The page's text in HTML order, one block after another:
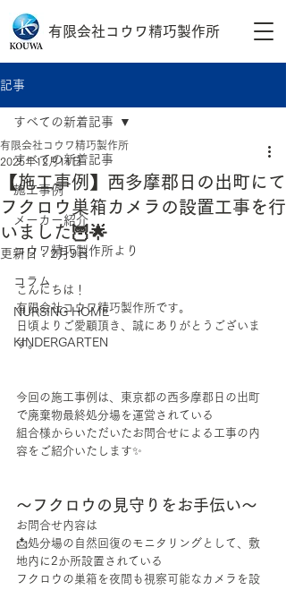
有限会社コウワ精巧製作所
記事
すべての新着記事
施工事例
メーカー紹介
コウワ精巧製作所より
コラム
NURSING HOME
KINDERGARTEN
すべての新着記事
【施工事例】西多摩郡日の出町にて
フクロウ巣箱カメラの設置工事を行
いました🦉🌟
有限会社コウワ精巧製作所
2025年12月11日
更新日： 2月9日
こんにちは！
有限会社コウワ精巧製作所です。
日頃よりご愛顧頂き、誠にありがとうございま
す。
今回の施工事例は、東京都の西多摩郡日の出町
で廃棄物最終処分場を運営されている
組合様からいただいたお問合せによる工事の内
容をご紹介いたします✨
～フクロウの見守りをお手伝い～
お問合せ内容は
📩処分場の自然回復のモニタリングとして、敷
地内に2か所設置されている
フクロウの巣箱を夜間も視察可能なカメラを設